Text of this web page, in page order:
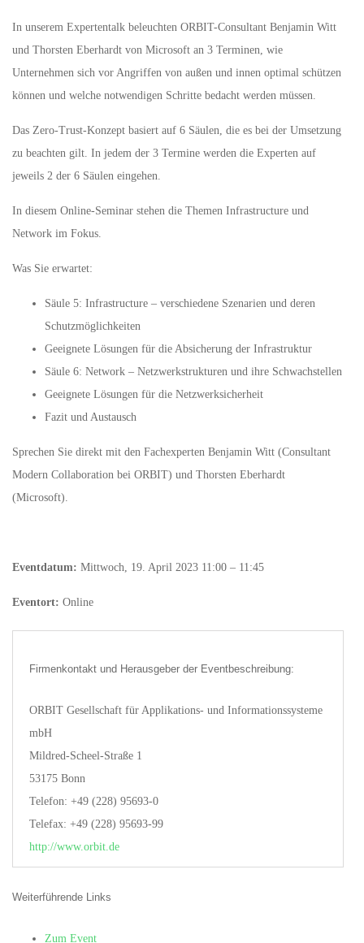
In unserem Expertentalk beleuchten ORBIT-Consultant Benjamin Witt
und Thorsten Eberhardt von Microsoft an 3 Terminen, wie
Unternehmen sich vor Angriffen von außen und innen optimal schützen
können und welche notwendigen Schritte bedacht werden müssen.
Das Zero-Trust-Konzept basiert auf 6 Säulen, die es bei der Umsetzung
zu beachten gilt. In jedem der 3 Termine werden die Experten auf
jeweils 2 der 6 Säulen eingehen.
In diesem Online-Seminar stehen die Themen Infrastructure und
Network im Fokus.
Was Sie erwartet:
Säule 5: Infrastructure – verschiedene Szenarien und deren
Schutzmöglichkeiten
Geeignete Lösungen für die Absicherung der Infrastruktur
Säule 6: Network – Netzwerkstrukturen und ihre Schwachstellen
Geeignete Lösungen für die Netzwerksicherheit
Fazit und Austausch
Sprechen Sie direkt mit den Fachexperten Benjamin Witt (Consultant
Modern Collaboration bei ORBIT) und Thorsten Eberhardt
(Microsoft).
Eventdatum: Mittwoch, 19. April 2023 11:00 – 11:45
Eventort: Online
Firmenkontakt und Herausgeber der Eventbeschreibung:
ORBIT Gesellschaft für Applikations- und Informationssysteme
mbH
Mildred-Scheel-Straße 1
53175 Bonn
Telefon: +49 (228) 95693-0
Telefax: +49 (228) 95693-99
http://www.orbit.de
Weiterführende Links
Zum Event